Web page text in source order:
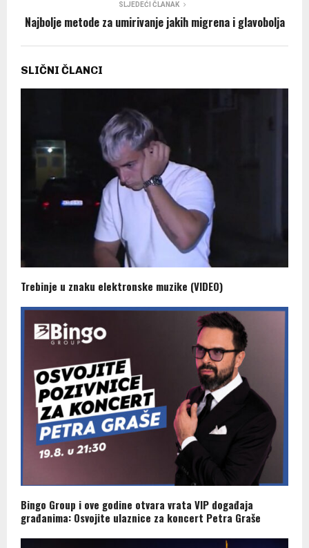
SLJEDEĆI ČLANAK
Najbolje metode za umirivanje jakih migrena i glavobolja
SLIČNI ČLANCI
Trebinje u znaku elektronske muzike (VIDEO)
Bingo Group i ove godine otvara vrata VIP događaja
građanima: Osvojite ulaznice za koncert Petra Graše